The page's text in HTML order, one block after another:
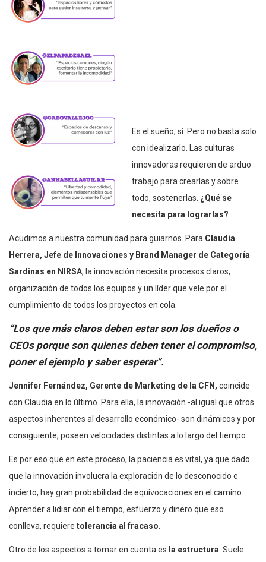
Es el sueño, sí. Pero no basta solo
con idealizarlo. Las culturas
innovadoras requieren de arduo
trabajo para crearlas y sobre
todo, sostenerlas. ¿Qué se
necesita para lograrlas?
Acudimos a nuestra comunidad para guiarnos. Para Claudia
Herrera, Jefe de Innovaciones y Brand Manager de Categoría
Sardinas en NIRSA, la innovación necesita procesos claros,
organización de todos los equipos y un líder que vele por el
cumplimiento de todos los proyectos en cola.
“Los que más claros deben estar son los dueños o
CEOs porque son quienes deben tener el compromiso,
poner el ejemplo y saber esperar”.
Jennifer Fernández, Gerente de Marketing de la CFN, coincide
con Claudia en lo último. Para ella, la innovación -al igual que otros
aspectos inherentes al desarrollo económico- son dinámicos y por
consiguiente, poseen velocidades distintas a lo largo del tiempo.
Es por eso que en este proceso, la paciencia es vital, ya que dado
que la innovación involucra la exploración de lo desconocido e
incierto, hay gran probabilidad de equivocaciones en el camino.
Aprender a lidiar con el tiempo, esfuerzo y dinero que eso
conlleva, requiere tolerancia al fracaso.
Otro de los aspectos a tomar en cuenta es la estructura. Suele